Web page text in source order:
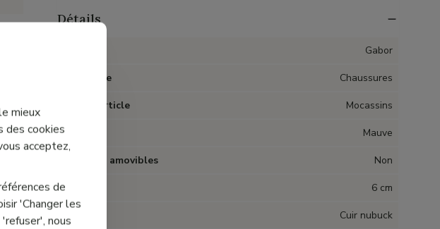
Détails
Gabor
Catégorie Chaussures
Type d'article Mocassins
Couleur Mauve
Semelles amovibles Non
Talon 6 cm
Matière Cuir nubuck
mieux
des cookies
acceptez,
de
'Changer les
nous